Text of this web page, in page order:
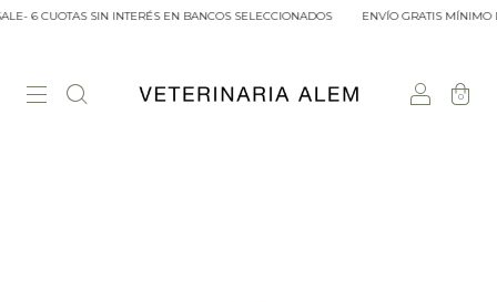
6 CUOTAS SIN INTERÉS EN BANCOS SELECCIONADOS ENVÍO GRATIS MÍNIMO
0